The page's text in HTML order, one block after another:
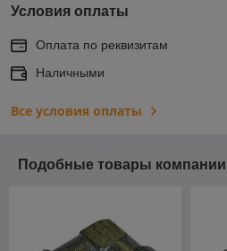
Условия оплаты
Оплата по реквизитам
Наличными
Все условия оплаты
Подобные товары компании